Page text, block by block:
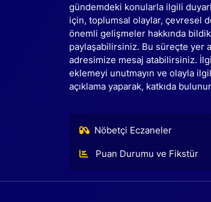
gündemdeki konularla ilgili
için, toplumsal olaylar, çevresel
önemli gelişmeler hakkında
paylaşabilirsiniz. Bu süreçte yer
adresimize mesaj atabilirsiniz.
eklemeyi unutmayın ve olayla
açıklama yaparak, katkıda
Nöbetçi Eczaneler
Puan Durumu ve Fikstür